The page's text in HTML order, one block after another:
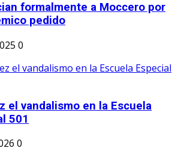
formalmente a Moccero por
pedido
0
el vandalismo en la Escuela
501
0